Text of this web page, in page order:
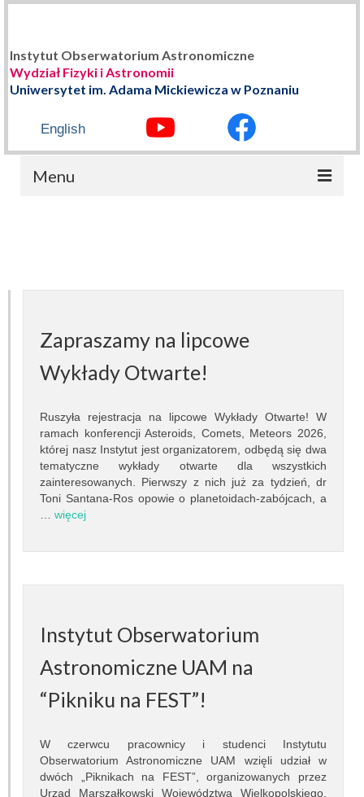
Instytut Obserwatorium Astronomiczne
Wydział Fizyki i Astronomii
Uniwersytet im. Adama Mickiewicza w Poznaniu
English
Menu
Władze Instytutu
Pracownicy
Biblioteka
Infrastruktura
Kontakt
Kalendarz
Dziedziny badań
Seminaria
Publikacje
Projekty
Zapraszamy na lipcowe
Wykłady Otwarte!
Ruszyła rejestracja na lipcowe Wykłady Otwarte! W
ramach konferencji Asteroids, Comets, Meteors 2026,
której nasz Instytut jest organizatorem, odbędą się dwa
tematyczne wykłady otwarte dla wszystkich
zainteresowanych. Pierwszy z nich już za tydzień, dr
Toni Santana-Ros opowie o planetoidach-zabójcach, a
więcej
Instytut Obserwatorium
Astronomiczne UAM na
“Pikniku na FEST”!
W czerwcu pracownicy i studenci Instytutu
Obserwatorium Astronomiczne UAM wzięli udział w
dwóch „Piknikach na FEST”, organizowanych przez
Urząd Marszałkowski Województwa Wielkopolskiego.